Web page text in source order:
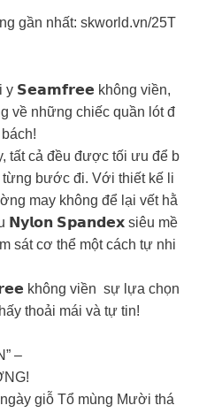
gần nhất: skworld.vn/25T
y 𝗦𝗲𝗮𝗺𝗳𝗿𝗲𝗲 không viền,
về những chiếc quần lót đ
tất cả đều được tối ưu để b
bước đi. Với thiết kế li
may không để lại vết hằ
𝗡𝘆𝗹𝗼𝗻 𝗦𝗽𝗮𝗻𝗱𝗲𝘅 siêu mề
sát cơ thể một cách tự nhi
không viền sự lựa chọn
thoải mái và tự tin!
–
giỗ Tổ mùng Mười thá